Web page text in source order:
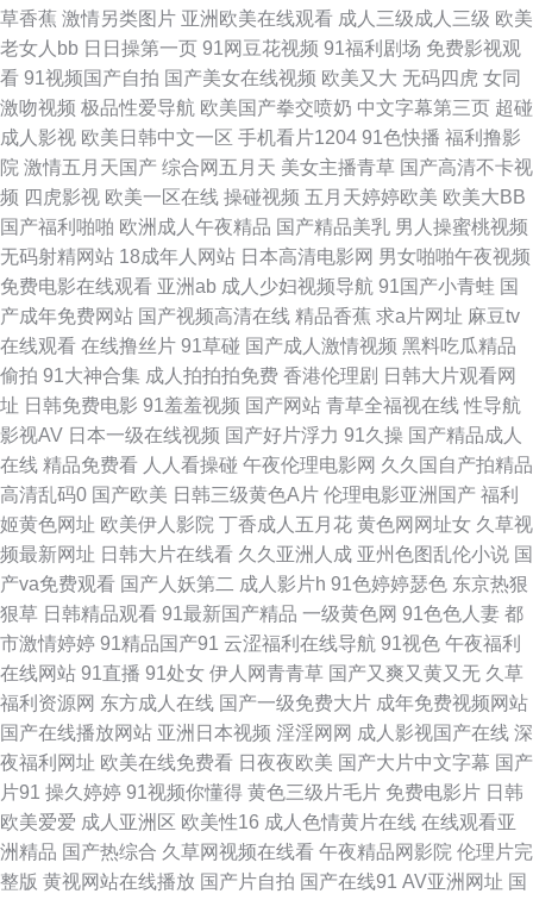
黑料 青草社区导航 超碰97人人香蕉 午夜尤物神马福利影院 成人福利午夜导
航西瓜 宅福利91视频 精品国产不卡一区 91丝袜熟女在线资源 91免费在线观
看网页 伊人福利社 久草亚洲网址 中台无码激情 97国产精品一区二区 91爱豆
视频在线观看 欧美性交91在线观看 黑丝影院91 91在线观看跳转路口 色色综
合日韩国产 国产一区二哥 91伪娘在线 污污色色 91碰在线观看 日韩不卡在线
乱码人妻 国产日韩第一页 91制作视频在线 色情仓库 AV管网 日韩午夜成人
精品 福利社校园春色 1024精品在线视频 影音先锋人妻站 国产精品自产久久
91在线美女 影音先锋岛国电影 韩日操B wwwav网址在线 日韩3级电影在线
播放 91传媒影视 福利午夜 亚洲色图在线播放 成人亚洲欧美网 91黄色小片
欧美日韩色色中色色 国产精品视频99 91黄色网入口 日韩精品午夜福利 韩日
自拍av 91网站下载 亚洲第四页 欧美性爱第二页 国产在线ts在线 91超碰人人
红杏 AV不卡在线观看网址 影音先锋人妻站 久久足交HD 91社区导航 欧美大
久久 www色502com 另类五区 后入影院 91次元网 91露脸双飞 成人不卡a12
91视频入口福利姬 丝袜人妻无码网址 久久这里只有精品久久 www深爱激情
com av夜福利 AV加勒日欧 亚洲一区日韩激 五月婷精品特碰 欧美性爱影院一
草香蕉 激情另类图片 亚洲欧美在线观看 成人三级成人三级 欧美
老女人bb 日日操第一页 91网豆花视频 91福利剧场 免费影视观
看 91视频国产自拍 国产美女在线视频 欧美又大 无码四虎 女同
激吻视频 极品性爱导航 欧美国产拳交喷奶 中文字幕第三页 超碰
成人影视 欧美日韩中文一区 手机看片1204 91色快播 福利撸影
院 激情五月天国产 综合网五月天 美女主播青草 国产高清不卡视
频 四虎影视 欧美一区在线 操碰视频 五月天婷婷欧美 欧美大BB
国产福利啪啪 欧洲成人午夜精品 国产精品美乳 男人操蜜桃视频
无码射精网站 18成年人网站 日本高清电影网 男女啪啪午夜视频
免费电影在线观看 亚洲ab 成人少妇视频导航 91国产小青蛙 国
产成年免费网站 国产视频高清在线 精品香蕉 求a片网址 麻豆tv
在线观看 在线撸丝片 91草碰 国产成人激情视频 黑料吃瓜精品
偷拍 91大神合集 成人拍拍拍免费 香港伦理剧 日韩大片观看网
址 日韩免费电影 91羞羞视频 国产网站 青草全福视在线 性导航
影视AV 日本一级在线视频 国产好片浮力 91久操 国产精品成人
在线 精品免费看 人人看操碰 午夜伦理电影网 久久国自产拍精品
高清乱码0 国产欧美 日韩三级黄色A片 伦理电影亚洲国产 福利
姬黄色网址 欧美伊人影院 丁香成人五月花 黄色网网址女 久草视
频最新网址 日韩大片在线看 久久亚洲人成 亚州色图乱伦小说 国
产va免费观看 国产人妖第二 成人影片h 91色婷婷瑟色 东京热狠
狠草 日韩精品观看 91最新国产精品 一级黄色网 91色色人妻 都
市激情婷婷 91精品国产91 云涩福利在线导航 91视色 午夜福利
在线网站 91直播 91处女 伊人网青青草 国产又爽又黄又无 久草
福利资源网 东方成人在线 国产一级免费大片 成年免费视频网站
国产在线播放网站 亚洲日本视频 淫淫网网 成人影视国产在线 深
夜福利网址 欧美在线免费看 日夜夜欧美 国产大片中文字幕 国产
片91 操久婷婷 91视频你懂得 黄色三级片毛片 免费电影片 日韩
欧美爱爱 成人亚洲区 欧美性16 成人色情黄片在线 在线观看亚
洲精品 国产热综合 久草网视频在线看 午夜精品网影院 伦理片完
整版 黄视网站在线播放 国产片自拍 国产在线91 AV亚洲网址 国